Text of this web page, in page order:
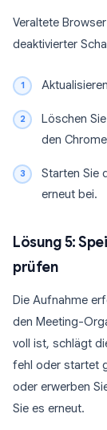
Veraltete
deaktivierter
Löschen
den
Starten Sie
erneut bei.
Lösung 5:
prüfen
Die Aufnahme
den Meeting-
voll ist, schlägt
fehl oder startet
oder erwerben
Sie es erneut.